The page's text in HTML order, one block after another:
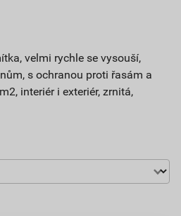
velmi rychle se vysouší,
s ochranou proti řasám a
interiér i exteriér, zrnitá,